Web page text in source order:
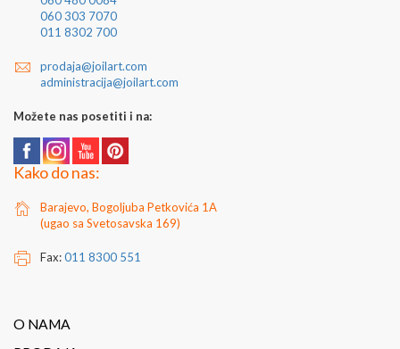
060 303 7070
011 8302 700
prodaja@joilart.com
administracija@joilart.com
Možete nas posetiti i na:
Kako do nas:
Barajevo, Bogoljuba Petkovića 1A
(ugao sa Svetosavska 169)
Fax:011 8300 551
O NAMA